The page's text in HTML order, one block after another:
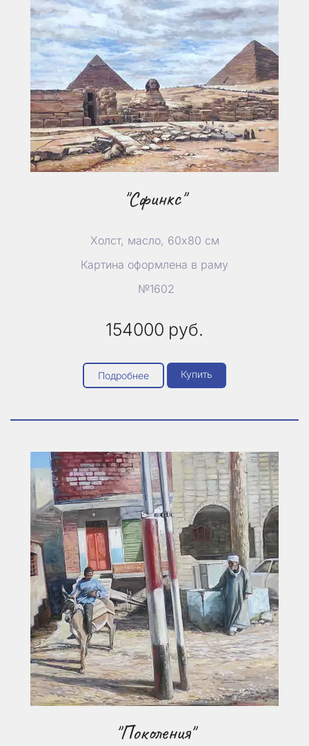
"Сфинкс"
Холст, масло, 60х80 см
Картина оформлена в раму
№1602
154000 руб.
Подробнее Купить
"Поколения"